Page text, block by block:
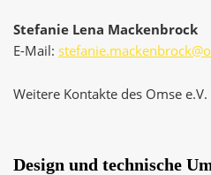
Stefanie Lena Mackenbrock
E-Mail:
Weitere Kontakte des Omse
Design und technische